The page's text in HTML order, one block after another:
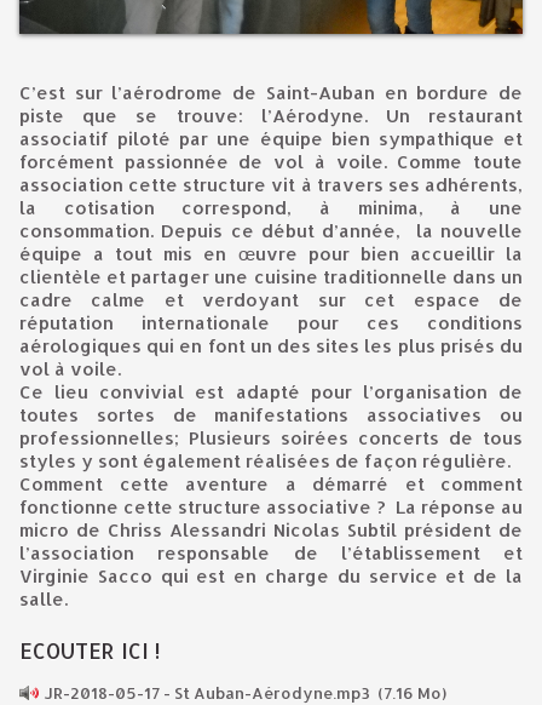
C’est sur l’aérodrome de Saint-Auban en bordure de
piste que se trouve: l’Aérodyne. Un restaurant
associatif piloté par une équipe bien sympathique et
forcément passionnée de vol à voile. Comme toute
association cette structure vit à travers ses adhérents,
la cotisation correspond, à minima, à une
consommation. Depuis ce début d’année, la nouvelle
équipe a tout mis en œuvre pour bien accueillir la
clientèle et partager une cuisine traditionnelle dans un
cadre calme et verdoyant sur cet espace de
réputation internationale pour ces conditions
aérologiques qui en font un des sites les plus prisés du
vol à voile.
Ce lieu convivial est adapté pour l’organisation de
toutes sortes de manifestations associatives ou
professionnelles; Plusieurs soirées concerts de tous
styles y sont également réalisées de façon régulière.
Comment cette aventure a démarré et comment
fonctionne cette structure associative ? La réponse au
micro de Chriss Alessandri Nicolas Subtil président de
l’association responsable de l’établissement et
Virginie Sacco qui est en charge du service et de la
salle.
ECOUTER ICI !
JR-2018-05-17 - St Auban-Aérodyne.mp3 (7.16 Mo)